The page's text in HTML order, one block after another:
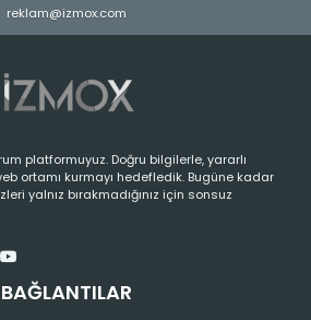
reklam@izmox.com
platformuyuz. Doğru bilgilerle, yararlı
ortamı kurmayı hedefledik. Bugüne kadar
yalnız bırakmadığınız için sonsuz
BAĞLANTILAR